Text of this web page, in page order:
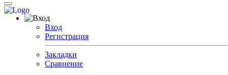
Вход
Регистрация
Закладки
Сравнение